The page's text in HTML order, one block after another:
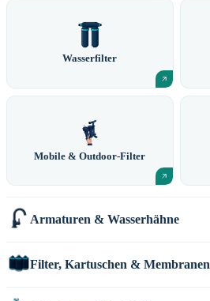
Wasserfilter
Mobile & Outdoor-Filter
Armaturen & Wasserhähne
Filter, Kartuschen & Membranen